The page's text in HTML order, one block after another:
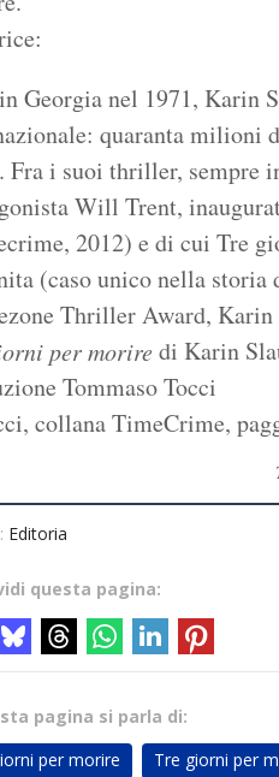
Georgia nel 1971, Karin
quaranta milioni
Fra i suoi thriller, sempre
Will Trent,
2012) e di cui Tre
(caso unico nella
Thriller Award, Karin
per morire di Karin
Tommaso Tocci
collana TimeCrime,
Editoria
questa pagina:
pagina si parla di:
per morire
Tre giorni per